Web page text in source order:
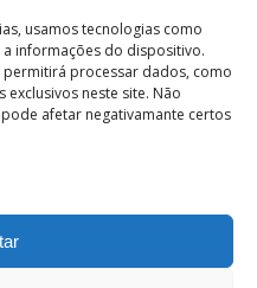
usamos tecnologias como
informações do dispositivo.
permitirá processar dados, como
neste site. Não
afetar negativamante certos